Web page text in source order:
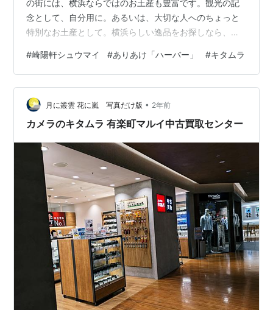
の街には、横浜ならではのお土産も豊富です。観光の記
念として、自分用に。あるいは、大切な人へのちょっと
特別なお土産として。横浜らしい逸品をお探しなら、今
ものから、最新のトレンドまで、これを読めば「どれを
買えばいいか分からない…」なんて迷う心配もありませ
ん。さっそく横浜の魅力が詰まったお土産を見ていきま
しょう。 横浜ならではのお土産5選 １．ありあけ「ハー
バー」 横浜のお菓子といえば「ハーバー」を思い浮かべ
#崎陽軒シュウマイ #ありあけ「ハーバー」 #キタムラ
月に叢雲 花に嵐 写真だけ版 • 2年前
カメラのキタムラ 有楽町マルイ中古買取センター